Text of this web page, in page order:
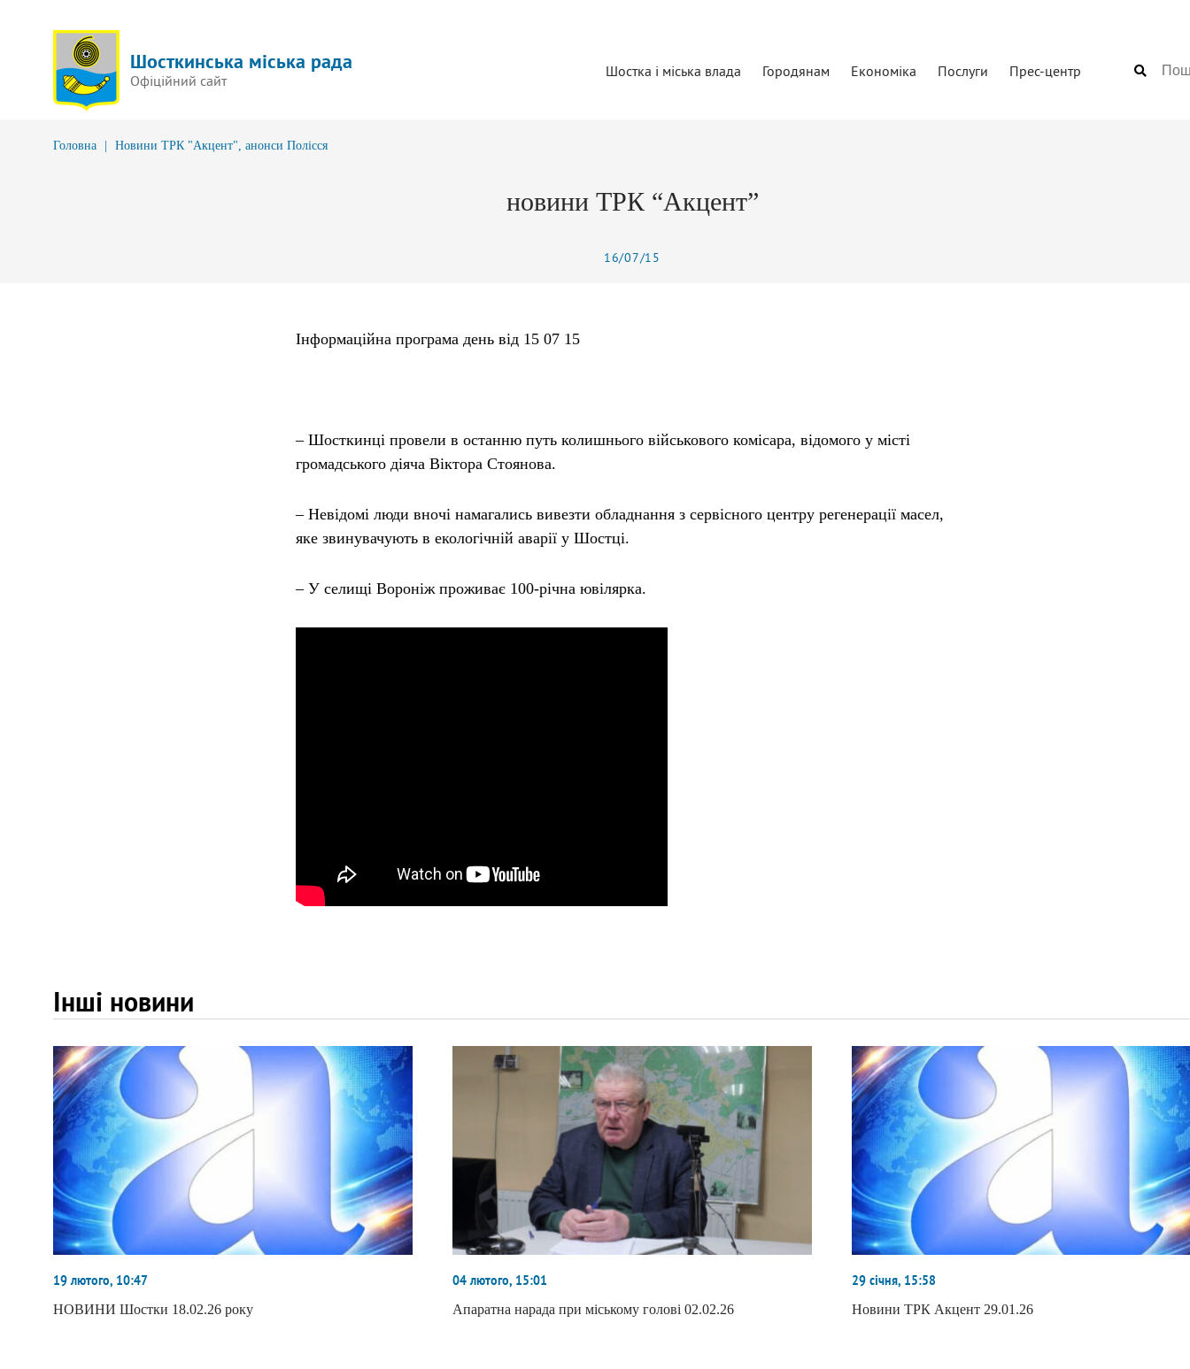
Шосткинська міська рада
Офіційний сайт
Шостка і міська влада Городянам Економіка Послуги Прес-центр
Головна Новини ТРК "Акцент", анонси Полісся
новини ТРК “Акцент”
16/07/15
Інформаційна програма день від 15 07 15
– Шосткинці провели в останню путь колишнього військового комісара, відомого у місті
громадського діяча Віктора Стоянова.
– Невідомі люди вночі намагались вивезти обладнання з сервісного центру регенерації масел,
яке звинувачують в екологічній аварії у Шостці.
– У селищі Вороніж проживає 100-річна ювілярка.
Інші новини
19 лютого, 10:47
НОВИНИ Шостки 18.02.26 року
04 лютого, 15:01
Апаратна нарада при міському голові 02.02.26
29 січня, 15:58
Новини ТРК Акцент 29.01.26